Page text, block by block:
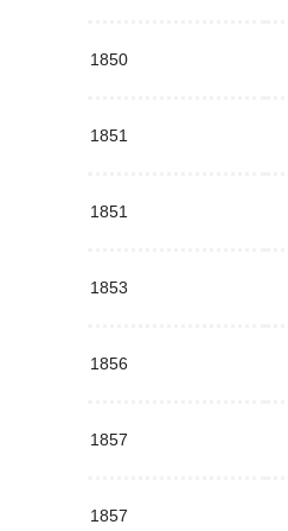
1850
1851
1851
1853
1856
1857
1857